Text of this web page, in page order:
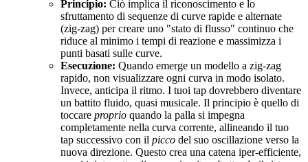
Principio: Ciò implica il riconoscimento e lo
sfruttamento di sequenze di curve rapide e alternate
(zig-zag) per creare uno "stato di flusso" continuo che
riduce al minimo i tempi di reazione e massimizza i
punti basati sulle curve.
Esecuzione: Quando emerge un modello a zig-zag
rapido, non visualizzare ogni curva in modo isolato.
Invece, anticipa il ritmo. I tuoi tap dovrebbero diventare
un battito fluido, quasi musicale. Il principio è quello di
toccare proprio quando la palla si impegna
completamente nella curva corrente, allineando il tuo
tap successivo con il picco del suo oscillazione verso la
nuova direzione. Questo crea una catena iper-efficiente,